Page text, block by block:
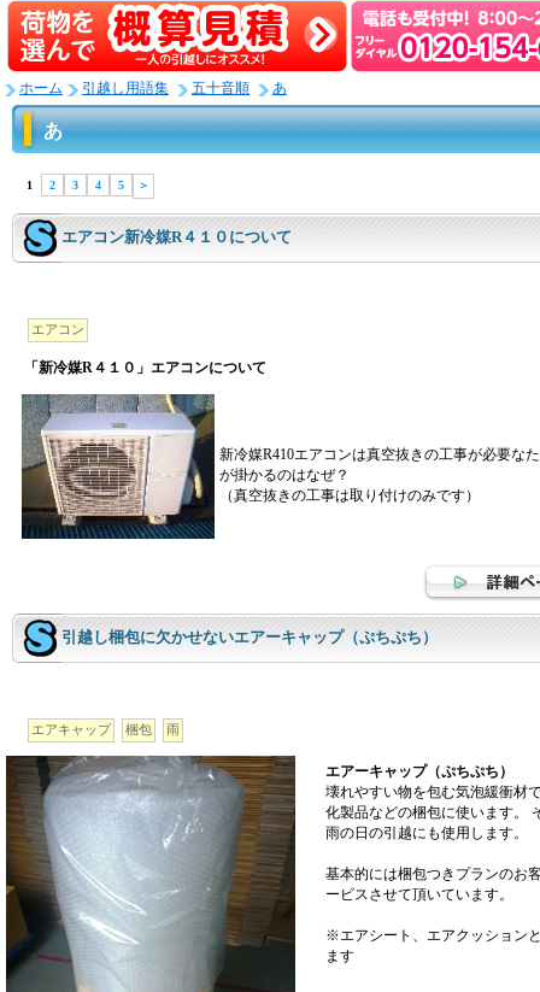
ホーム 引越し用語集 五十音順 あ
あ
1 2 3 4 5 ＞
エアコン新冷媒R４１０について
エアコン
「新冷媒R４１０」エアコンについて
新冷媒R410エアコンは真空抜きの工事が必要な
が掛かるのはなぜ？
（真空抜きの工事は取り付けのみです）
引越し梱包に欠かせないエアーキャップ（ぷちぷち）
エアキャップ 梱包 雨
エアーキャップ（ぷちぷち）
壊れやすい物を包む気泡緩衝材
化製品などの梱包に使います。
雨の日の引越にも使用します。
基本的には梱包つきプランのお
ービスさせて頂いています。
※エアシート、エアクッション
ます